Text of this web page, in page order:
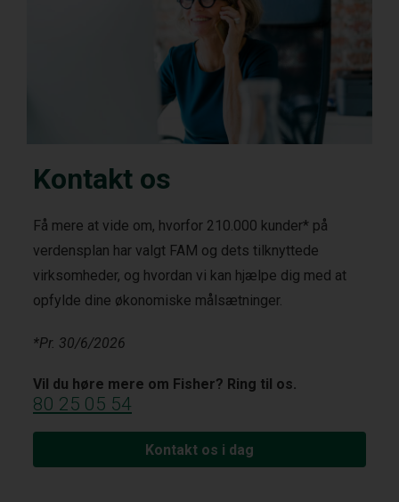
Kontakt os
Få mere at vide om, hvorfor 210.000 kunder* på
verdensplan har valgt FAM og dets tilknyttede
virksomheder, og hvordan vi kan hjælpe dig med at
opfylde dine økonomiske målsætninger.
*Pr. 30/6/2026
Vil du høre mere om Fisher? Ring til os.
80 25 05 54
Kontakt os i dag